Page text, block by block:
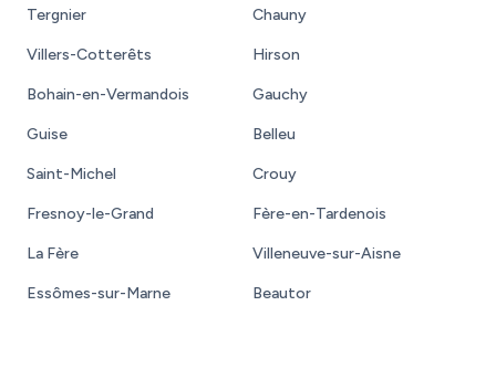
Tergnier Chauny
Villers-Cotterêts Hirson
Bohain-en-Vermandois Gauchy
Guise Belleu
Saint-Michel Crouy
Fresnoy-le-Grand Fère-en-Tardenois
La Fère Villeneuve-sur-Aisne
Essômes-sur-Marne Beautor